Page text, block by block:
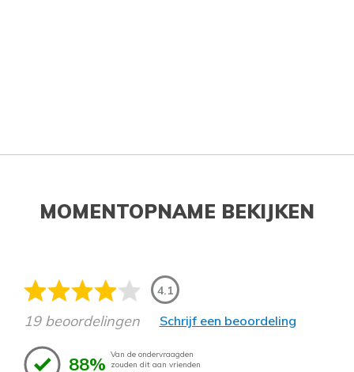
MOMENTOPNAME BEKIJKEN
4.1
19 beoordelingen Schrijf een beoordeling
88% Van de ondervraagden
zouden dit aan vrienden